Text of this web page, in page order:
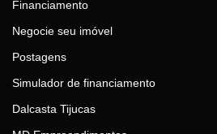
Financiamento
Negocie seu imóvel
Postagens
Simulador de financiamento
Dalcasta Tijucas